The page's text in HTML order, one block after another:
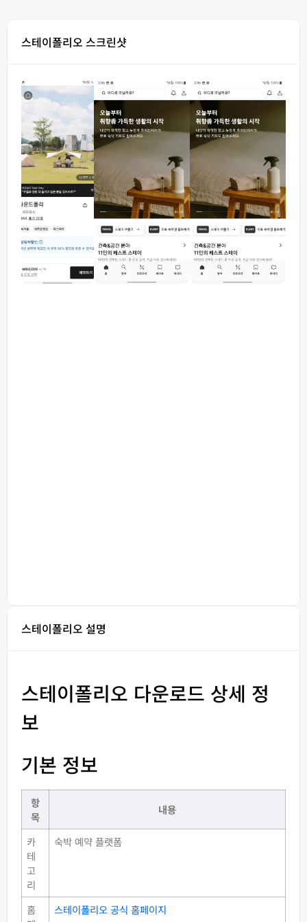
스테이폴리오 스크린샷
스테이폴리오 설명
스테이폴리오 다운로드 상세 정
보
기본 정보
항
목
내용
카
테
고
리
숙박 예약 플랫폼
홈
스테이폴리오 공식 홈페이지